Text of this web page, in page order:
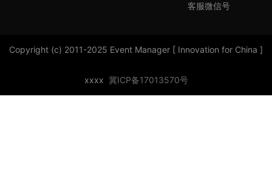
客服微信号
Copyright (c) 2011-2025 Event Manager [ Innovation for China ]
xxxx 冀ICP备17013570号